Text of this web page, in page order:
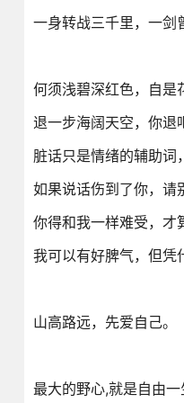
一身转战三千里，一剑
何须浅碧深红色，自是
退一步海阔天空，你退
脏话只是情绪的辅助词
如果说话伤到了你，请
你得和我一样难受，才
我可以有好脾气，但凭
山高路远，先爱自己。
最大的野心,就是自由一